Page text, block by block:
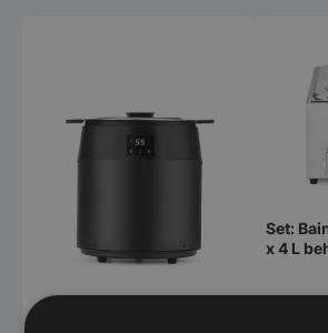
Set:
x 4 L